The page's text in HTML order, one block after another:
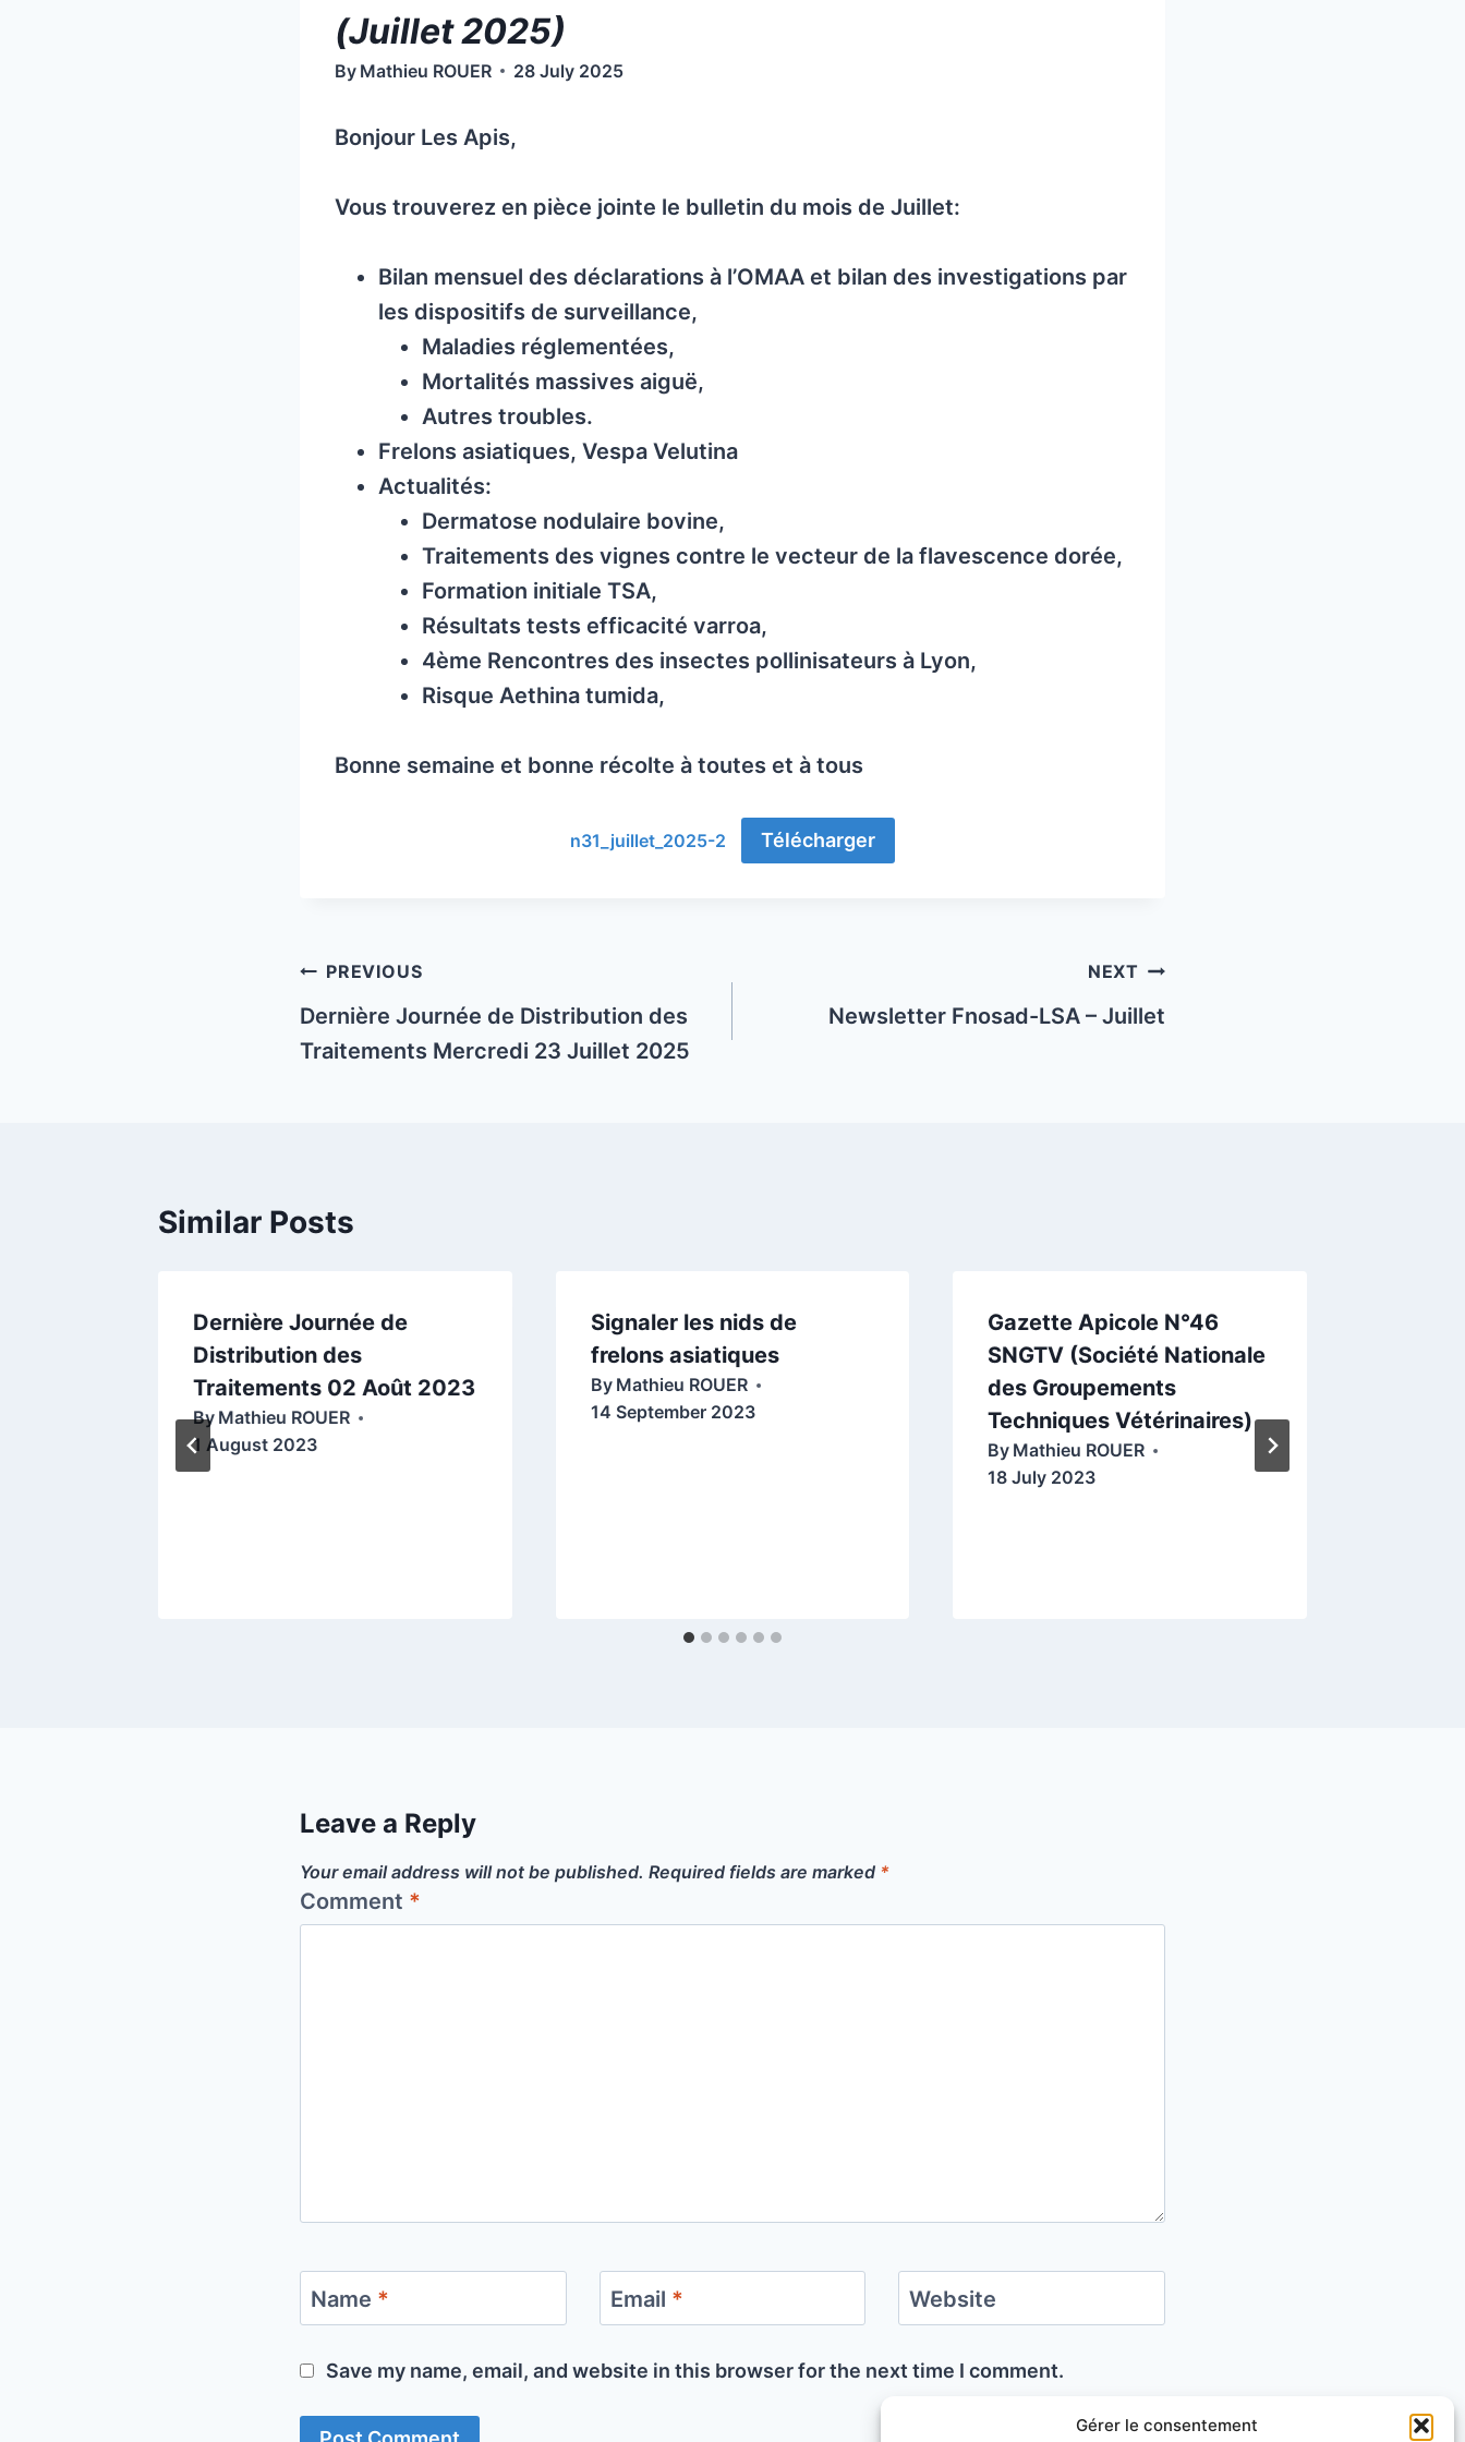
Gérer le consentement
(Juillet 2025)
By Mathieu ROUER 28 July 2025
Bonjour Les Apis,
Vous trouverez en pièce jointe le bulletin du mois de Juillet:
Bilan mensuel des déclarations à l’OMAA et bilan des investigations par
les dispositifs de surveillance,
Maladies réglementées,
Mortalités massives aiguë,
Autres troubles.
Frelons asiatiques, Vespa Velutina
Actualités:
Dermatose nodulaire bovine,
Traitements des vignes contre le vecteur de la flavescence dorée,
Formation initiale TSA,
Résultats tests efficacité varroa,
4ème Rencontres des insectes pollinisateurs à Lyon,
Risque Aethina tumida,
Bonne semaine et bonne récolte à toutes et à tous
n31_juillet_2025-2 Télécharger
Post
navigation
PREVIOUS
Dernière Journée de Distribution des
Traitements Mercredi 23 Juillet 2025
NEXT
Newsletter Fnosad-LSA – Juillet
Similar Posts
Dernière Journée de
Distribution des
Traitements 02 Août 2023
By Mathieu ROUER
1 August 2023
Signaler les nids de
frelons asiatiques
By Mathieu ROUER
14 September 2023
Gazette Apicole N°46
SNGTV (Société Nationale
des Groupements
Techniques Vétérinaires)
By Mathieu ROUER
18 July 2023
Leave a Reply
Your email address will not be published. Required fields are marked *
Comment *
Name * Email * Website
Save my name, email, and website in this browser for the next time I comment.